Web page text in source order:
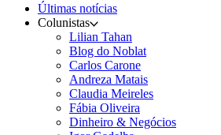
Últimas notícias
Colunistas
Lilian Tahan
Blog do Noblat
Carlos Carone
Andreza Matais
Claudia Meireles
Fábia Oliveira
Dinheiro & Negócios